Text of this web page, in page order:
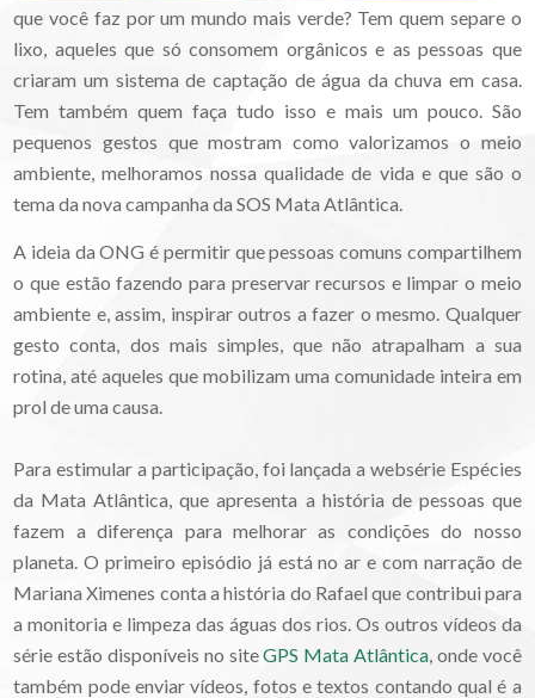
que você faz por um mundo mais verde? Tem quem separe o
lixo, aqueles que só consomem orgânicos e as pessoas que
criaram um sistema de captação de água da chuva em casa.
Tem também quem faça tudo isso e mais um pouco. São
pequenos gestos que mostram como valorizamos o meio
ambiente, melhoramos nossa qualidade de vida e que são o
tema da nova campanha da SOS Mata Atlântica.
A ideia da ONG é permitir que pessoas comuns compartilhem
o que estão fazendo para preservar recursos e limpar o meio
ambiente e, assim, inspirar outros a fazer o mesmo. Qualquer
gesto conta, dos mais simples, que não atrapalham a sua
rotina, até aqueles que mobilizam uma comunidade inteira em
prol de uma causa.
Para estimular a participação, foi lançada a websérie Espécies
da Mata Atlântica, que apresenta a história de pessoas que
fazem a diferença para melhorar as condições do nosso
planeta. O primeiro episódio já está no ar e com narração de
Mariana Ximenes conta a história do Rafael que contribui para
a monitoria e limpeza das águas dos rios. Os outros vídeos da
série estão disponíveis no siteGPS Mata Atlântica , onde você
também pode enviar vídeos, fotos e textos contando qual é a